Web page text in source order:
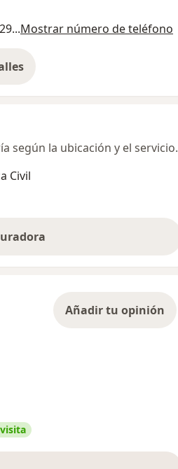
Mostrar número de teléfono
dirección
según la ubicación y el servicio.
Civil
Añadir tu opinión